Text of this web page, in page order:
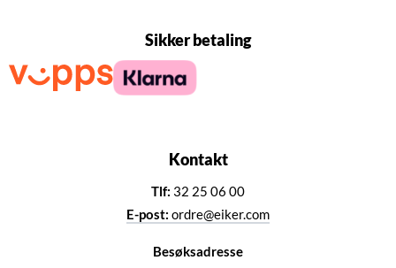
Sikker betaling
Kontakt
Tlf: 32 25 06 00
E-post: ordre@eiker.com
Besøksadresse